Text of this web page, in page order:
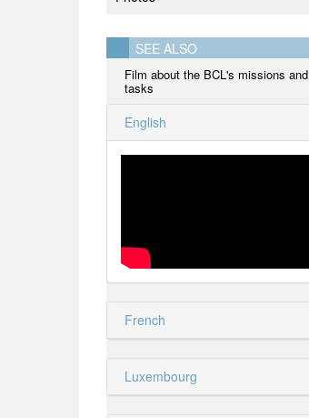
SEE ALSO
Film about the BCL's missions and
tasks
English
French
Luxembourg